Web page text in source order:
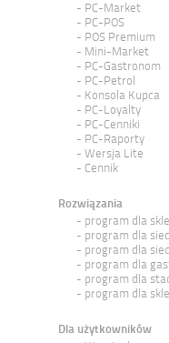
PC-Market
PC-POS
POS Premium
Mini-Market
PC-Gastronom
PC-Petrol
Konsola Kupca
PC-Loyalty
PC-Cenniki
PC-Raporty
Wersja Lite
Cennik
Rozwiązania
program dla
program dla
program dla
program dla
program dla
program dla
Dla użytkowników